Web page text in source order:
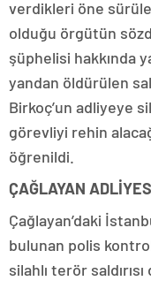
verdikleri öne
olduğu örgütün
şüphelisi hakkında
yandan öldürülen
Birkoç’un adliyeye
görevliyi rehin
öğrenildi.
ÇAĞLAYAN
Çağlayan’daki
bulunan polis
silahlı terör